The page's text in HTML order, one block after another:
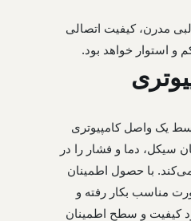
مدرن، کیفیت اتصالی
و استوار خواهد بود.
یک واصل کامپیوتری
سیکل، دما و فشار را در
با حصول اطمینان
مناسب بکار رفته و
کیفیت و سطح اطمینان